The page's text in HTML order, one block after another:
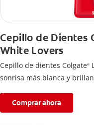
Cepillo de Dientes
White Lovers
Cepillo de dientes Colgate®
sonrisa más blanca y
Comprar ahora